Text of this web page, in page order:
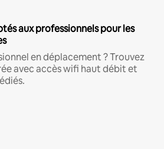
aux professionnels pour les
en déplacement ? Trouvez
avec accès wifi haut débit et